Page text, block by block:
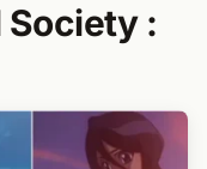
Society :